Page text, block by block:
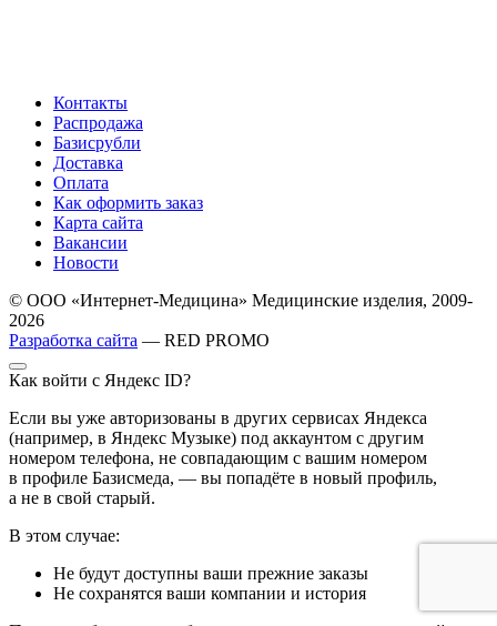
Контакты
Распродажа
Базисрубли
Доставка
Оплата
Как оформить заказ
Карта сайта
Вакансии
Новости
© ООО «Интернет-Медицина» Медицинские изделия, 2009-
2026
Разработка сайта — RED PROMO
Как войти с Яндекс ID?
Если вы уже авторизованы в других сервисах Яндекса
(например, в Яндекс Музыке) под аккаунтом с другим
номером телефона, не совпадающим с вашим номером
в профиле Базисмеда, — вы попадёте в новый профиль,
а не в свой старый.
В этом случае:
Не будут доступны ваши прежние заказы
Не сохранятся ваши компании и история